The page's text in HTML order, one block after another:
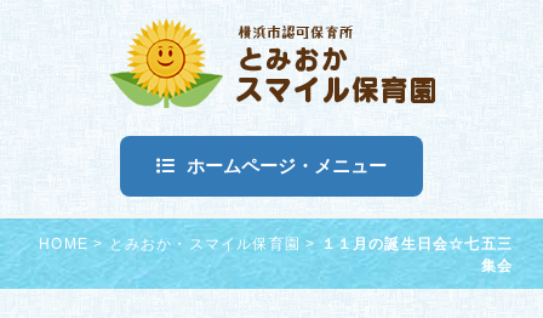
ホームページ・メニュー
HOME > とみおか・スマイル保育園 >
１１月の誕生日会☆七五三
集会